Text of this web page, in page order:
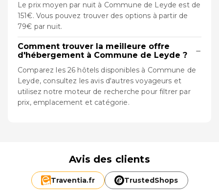
Le prix moyen par nuit à Commune de Leyde est de
151€. Vous pouvez trouver des options à partir de
79€ par nuit.
Comment trouver la meilleure offre
d'hébergement à Commune de Leyde ?
−
Comparez les 26 hôtels disponibles à Commune de
Leyde, consultez les avis d'autres voyageurs et
utilisez notre moteur de recherche pour filtrer par
prix, emplacement et catégorie.
Avis des clients
Traventia.fr TrustedShops